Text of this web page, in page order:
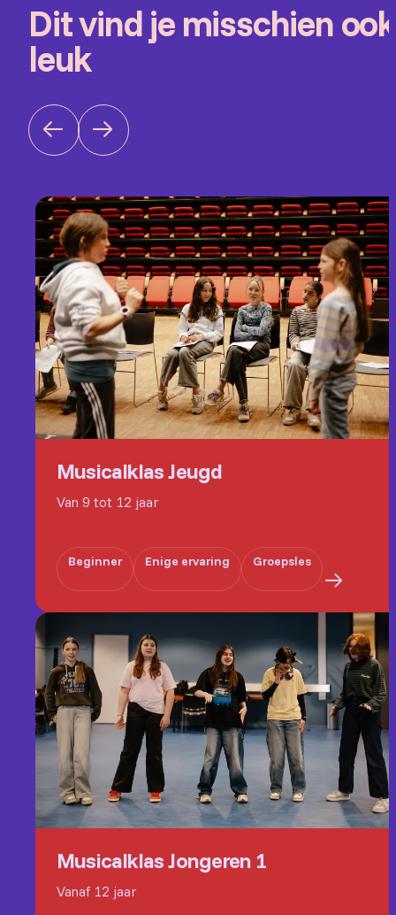
Dit vind je misschien ook
leuk
Musicalklas Jeugd
Van 9 tot 12 jaar
Beginner Enige ervaring Groepsles
Musicalklas Jongeren 1
Vanaf 12 jaar